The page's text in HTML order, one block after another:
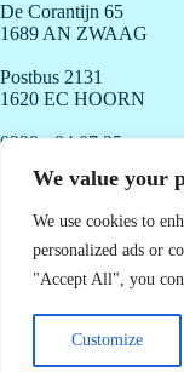
We value your
We use cookies to
personalized ads or
"Accept All", you
Customize
De Corantijn 65
1689 AN ZWAAG
Postbus 2131
1620 EC HOORN
0229 - 84 07 35
Openingstijden
Maandag - Vrijdag: 8.00
Copyright 2026DTG